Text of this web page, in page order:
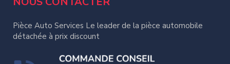
Pièce Auto Services Le leader de la pièce automobile
détachée à prix discount